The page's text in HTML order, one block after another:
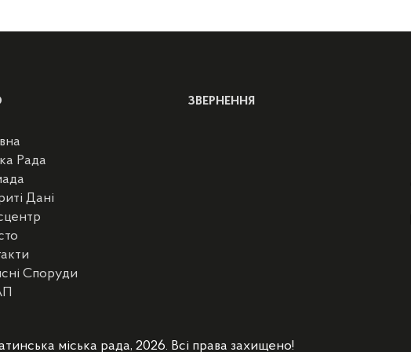
Рада
Дані
Споруди
ЗВЕРНЕННЯ
міська рада, 2026. Всі права захищено!